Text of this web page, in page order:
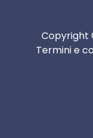
Copyright
Termini e